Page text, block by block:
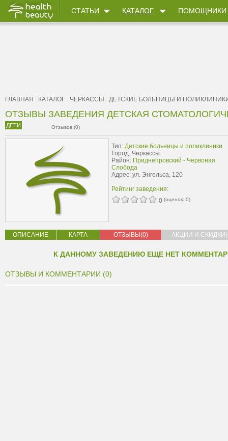
СТАТЬИ КАТАЛОГ ПОМОЩНИКИ
ГЛАВНАЯ : КАТАЛОГ : ЧЕРКАССЫ : ДЕТСКИЕ БОЛЬНИЦЫ И
ОТЗЫВЫ ЗАВЕДЕНИЯ ДЕТСКАЯ
ДЕТИ Отзывов (0)
Тип: Детские больницы и поликлиники
Город: Черкассы
Район: Приднепровский - Червоная
Слобода
Адрес: ул. Энгельса, 120
Рейтинг заведения:
0 (оценок: 0)
ОПИСАНИЕ КАРТА ОТЗЫВЫ(0) АКЦИИ И
К ДАННОМУ ЗАВЕДЕНИЮ ЕЩЕ НЕТ
ОТЗЫВЫ И КОММЕНТАРИИ (0)